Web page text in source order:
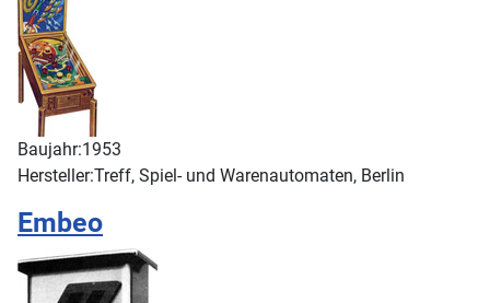
Baujahr:1953
Hersteller:Treff, Spiel- und Warenautomaten, Berlin
Embeo